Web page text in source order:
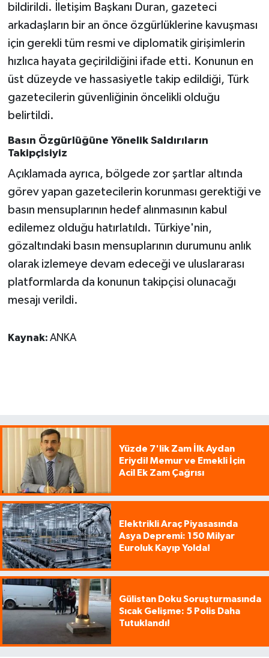
bildirildi. İletişim Başkanı Duran, gazeteci
arkadaşların bir an önce özgürlüklerine kavuşması
için gerekli tüm resmi ve diplomatik girişimlerin
hızlıca hayata geçirildiğini ifade etti. Konunun en
üst düzeyde ve hassasiyetle takip edildiği, Türk
gazetecilerin güvenliğinin öncelikli olduğu
belirtildi.
Basın Özgürlüğüne Yönelik Saldırıların
Takipçisiyiz
Açıklamada ayrıca, bölgede zor şartlar altında
görev yapan gazetecilerin korunması gerektiği ve
basın mensuplarının hedef alınmasının kabul
edilemez olduğu hatırlatıldı. Türkiye'nin,
gözaltındaki basın mensuplarının durumunu anlık
olarak izlemeye devam edeceği ve uluslararası
platformlarda da konunun takipçisi olunacağı
mesajı verildi.
Kaynak: ANKA
Yüzde 7'lik Zam İlk Aydan
Eriydi! Memur ve Emekli İçin
Acil Ek Zam Çağrısı
Elektrikli Araç Piyasasında
Asya Depremi: 150 Milyar
Euroluk Kayıp Yolda!
Gülistan Doku Soruşturmasında
Sıcak Gelişme: 5 Polis Daha
Tutuklandı!